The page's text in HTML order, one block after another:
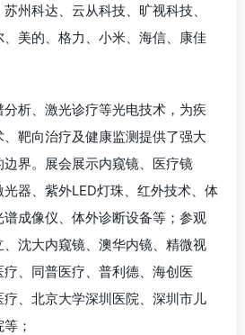
州科达、云从科技、旷视科技、
美的、格力、小米、海信、康佳
析、激光诊疗等光电技术，为疾
靶向治疗及健康监测提供了强大
界。展会展示内窥镜、医疗镜
器、紫外LED灯珠、红外技术、体
成像仪、体外诊断设备等；参观
沈大内窥镜、澳华内镜、精微视
、同普医疗、普利德、海创医
、北京大学深圳医院、深圳市儿
；